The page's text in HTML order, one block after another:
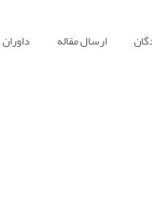
ارسال مقاله داوران